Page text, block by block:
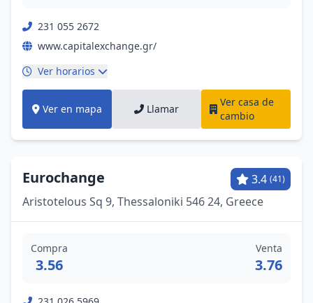
231 055 2672
www.capitalexchange.gr/
Ver horarios
Ver en mapa Llamar
Ver casa de
cambio
Eurochange 3.4 (41)
Aristotelous Sq 9, Thessaloniki 546 24, Greece
Compra
3.56
Venta
3.76